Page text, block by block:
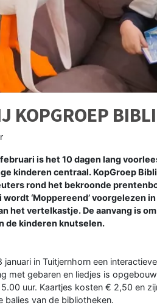
KOPGROEP
is het 10 dagen lang
kinderen centraal. KopGroep
rond het bekroonde
‘Moppereend’ voorgelezen
het vertelkastje. De aanvang is
de kinderen knutselen.
in Tuitjernhorn een
met gebaren en liedjes is
uur. Kaartjes kosten € 2,50 en
balies van de bibliotheken.